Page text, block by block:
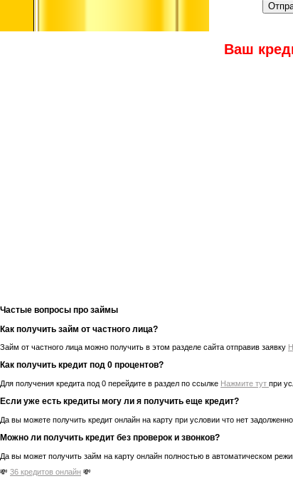
Ваш
Частые вопросы про займы
Как получить займ от частного лица?
Займ от частного лица можно получить в этом разделе сайта отправив заявку
Как получить кредит под 0 процентов?
Для получения кредита под 0 перейдите в раздел по ссылке Нажмите тут при
Если уже есть кредиты могу ли я получить еще кредит?
Да вы можете получить кредит онлайн на карту при условии что нет
Можно ли получить кредит без проверок и звонков?
Да вы может получить займ на карту онлайн полностью в автоматическом
💸 36 кредитов онлайн 💸